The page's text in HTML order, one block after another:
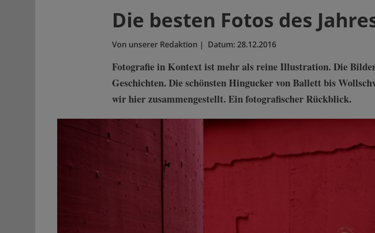
Die besten Fotos des
Von unserer Redaktion | Datum:28.12.2016
Fotografie in Kontext ist mehr als reine Illustration. Die
Geschichten. Die schönsten Hingucker von Ballett bis
wir hier zusammengestellt. Ein fotografischer Rückblick.